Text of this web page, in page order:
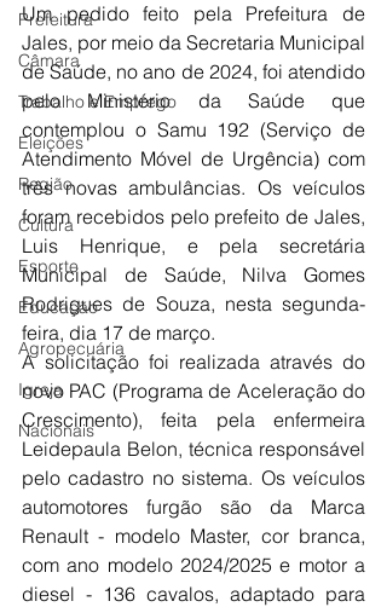
Prefeitura
Câmara
Trabalho e Emprego
Eleições
Região
Cultura
Esporte
Educação
Agropecuária
Igreja
Nacionais
Um pedido feito pela Prefeitura de
Jales, por meio da Secretaria Municipal
de Saúde, no ano de 2024, foi atendido
pelo Ministério da Saúde que
contemplou o Samu 192 (Serviço de
Atendimento Móvel de Urgência) com
três novas ambulâncias. Os veículos
foram recebidos pelo prefeito de Jales,
Luis Henrique, e pela secretária
Municipal de Saúde, Nilva Gomes
Rodrigues de Souza, nesta segunda-
feira, dia 17 de março.
A solicitação foi realizada através do
novo PAC (Programa de Aceleração do
Crescimento), feita pela enfermeira
Leidepaula Belon, técnica responsável
pelo cadastro no sistema. Os veículos
automotores furgão são da Marca
Renault - modelo Master, cor branca,
com ano modelo 2024/2025 e motor a
diesel - 136 cavalos, adaptado para